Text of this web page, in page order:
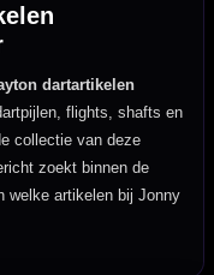
dartartikelen
flights, shafts en
collectie van deze
zoekt binnen de
welke artikelen bij Jonny